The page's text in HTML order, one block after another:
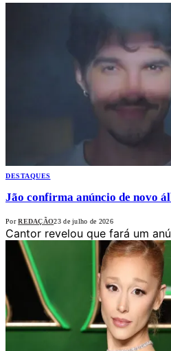
DESTAQUES
Jão confirma anúncio de novo
Por REDAÇÃO23 de julho de 2026
Cantor revelou que fará um